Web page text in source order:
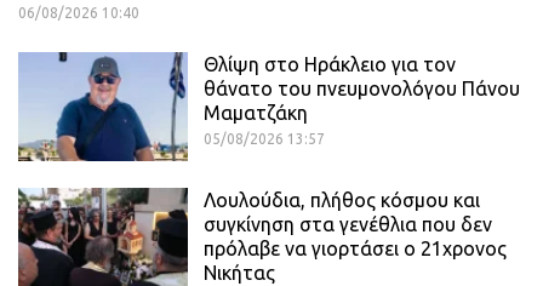
06/08/2026 10:40
Θλίψη στο Ηράκλειο για τον
θάνατο του πνευμονολόγου Πάνου
Μαματζάκη
05/08/2026 13:57
Λουλούδια, πλήθος κόσμου και
συγκίνηση στα γενέθλια που δεν
πρόλαβε να γιορτάσει ο 21χρονος
Νικήτας